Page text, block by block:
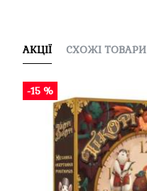
АКЦІЇ СХОЖІ ТОВАРИ
-15 %